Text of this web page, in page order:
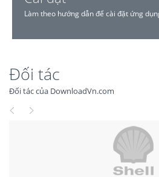
Làm theo hướng dẫn để cài đặt ứng
Đối tác
Đối tác của DownloadVn.com